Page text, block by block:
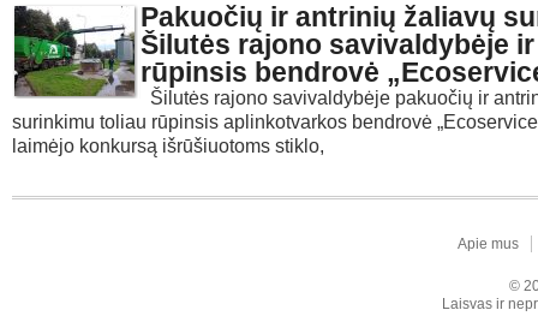
Pakuočių ir antrinių žaliavų
Šilutės rajono savivaldybėje
rūpinsis bendrovė
Šilutės rajono savivaldybėje pakuočių ir
surinkimu toliau rūpinsis aplinkotvarkos bendrovė
laimėjo konkursą išrūšiuotoms stiklo,
Apie mus
©
Laisvas ir